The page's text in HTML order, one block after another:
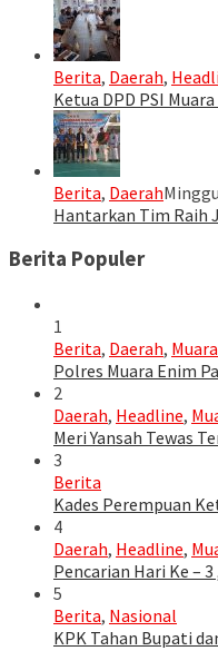
Berita, Daerah,
Ketua DPD PSI
Berita, Daerah
Hantarkan Tim Raih
Berita Populer
1
Berita, Daerah,
Polres Muara Enim
2
Daerah, Headline,
Meri Yansah Tewas
3
Berita
Kades Perempuan
4
Daerah, Headline,
Pencarian Hari Ke –
5
Berita, Nasional
KPK Tahan Bupati